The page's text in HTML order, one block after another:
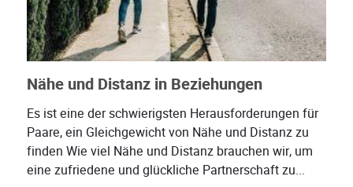
Nähe und Distanz in Beziehungen
Es ist eine der schwierigsten Herausforderungen für
Paare, ein Gleichgewicht von Nähe und Distanz zu
finden Wie viel Nähe und Distanz brauchen wir, um
eine zufriedene und glückliche Partnerschaft zu...